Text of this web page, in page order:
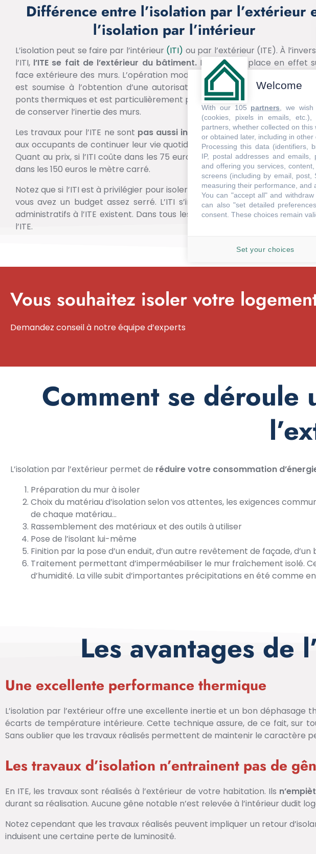
Différence entre l’isolation par l’extérieur
l’isolation par l’intérieur
L’isolation peut se faire par l’intérieur (ITI) ou par l’extérieur (ITE). À
l’ITI,l’ITE se fait de l’extérieur du bâtiment. L’isolant se place en effet
face extérieure des murs. L’opération modifie l’aspect général du
est soumise à l’obtention d’une autorisation communale. L’ITE supprime
ponts thermiques et est particulièrement performante en été, car elle
de conserver l’inertie des murs.
Les travaux pour l’ITE ne sont pas aussi invasifs qu’en ITI. Il est donc
aux occupants de continuer leur vie quotidienne malgré les travaux
Quant au prix, si l’ITI coûte dans les 75 euros le mètre carré, l’ITE vous
dans les 150 euros le mètre carré.
Notez que si l’ITI est à privilégier pour isoler une façade avec du cachet,
vous avez un budget assez serré. L’ITI s’impose aussi lorsque des
administratifs à l’ITE existent. Dans tous les autres cas, vous pouvez
l’ITE.
Vous souhaitez isoler votre
Demandez conseil à notre équipe d’experts
Comment se déroule
L’isolation par l’extérieur permet de réduire votre consommation
Préparation du mur à isoler
Choix du matériau d’isolation selon vos attentes, les exigences
de chaque matériau…
Rassemblement des matériaux et des outils à utiliser
Pose de l’isolant lui-même
Finition par la pose d’un enduit, d’un autre revêtement de façade, d’un
Traitement permettant d’imperméabiliser le mur fraîchement isolé.
d’humidité. La ville subit d’importantes précipitations en été comme
Les avantages de
Une excellente performance thermique
L’isolation par l’extérieur offre une excellente inertie et un bon
écarts de température intérieure. Cette technique assure, de ce fait, sur
Sans oublier que les travaux réalisés permettent de maintenir le caractère
Les travaux d’isolation n’entrainent pas de
En ITE, les travaux sont réalisés à l’extérieur de votre habitation. Ils
durant sa réalisation. Aucune gêne notable n’est relevée à l’intérieur dudit
Notez cependant que les travaux réalisés peuvent impliquer un retour
induisent une certaine perte de luminosité.
Welcome
With our 105 partners , we
(cookies, pixels in emails,
partners, whether collected on
or obtained later, including in other
Processing this data (identifiers,
IP, postal addresses and emails,
and offering you services,
screens (including by email, post,
measuring their performance, and
You can "accept all" and
can also "set detailed
consent. These choices remain
Set your choices